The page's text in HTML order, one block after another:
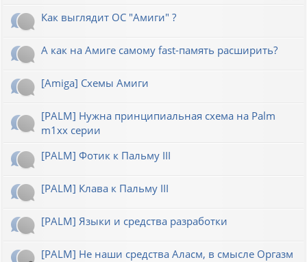
Как выглядит ОС "Амиги" ?
А как на Амиге самому fast-память расширить?
[Amiga] Схемы Амиги
[PALM] Нужна принципиальная схема на Palm
m1xx серии
[PALM] Фотик к Пальму III
[PALM] Клава к Пальму III
[PALM] Языки и средства разработки
[PALM] Не наши средства Аласм, в смысле Оргазм